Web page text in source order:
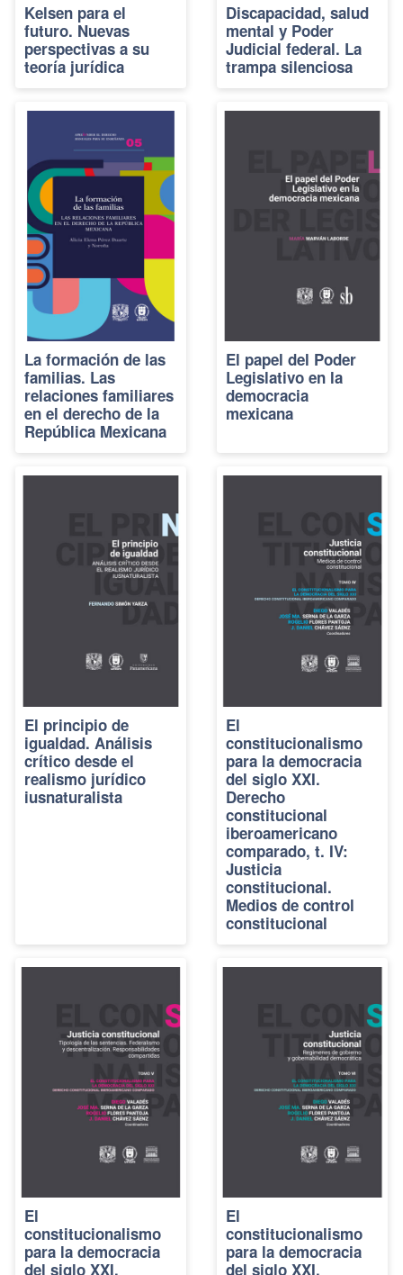
Kelsen para el
futuro. Nuevas
perspectivas a su
teoría jurídica
Discapacidad, salud
mental y Poder
Judicial federal. La
trampa silenciosa
La formación de las
familias. Las
relaciones familiares
en el derecho de la
República Mexicana
El papel del Poder
Legislativo en la
democracia
mexicana
El principio de
igualdad. Análisis
crítico desde el
realismo jurídico
iusnaturalista
El
constitucionalismo
para la democracia
del siglo XXI.
Derecho
constitucional
iberoamericano
comparado, t. IV:
Justicia
constitucional.
Medios de control
constitucional
El
constitucionalismo
para la democracia
del siglo XXI.
El
constitucionalismo
para la democracia
del siglo XXI.